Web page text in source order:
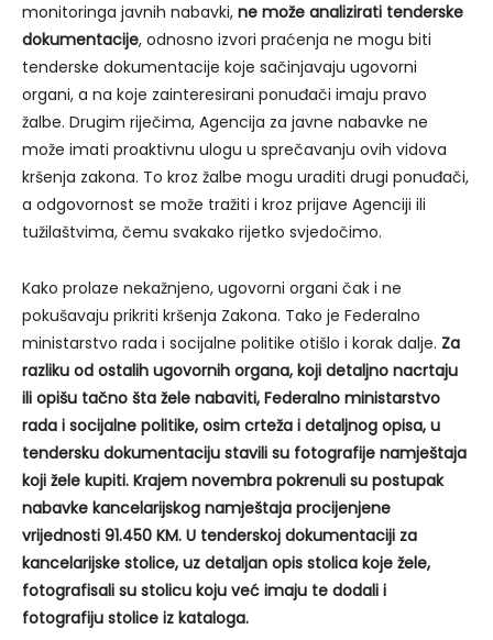
monitoringa javnih nabavki, ne može analizirati tenderske
dokumentacije, odnosno izvori praćenja ne mogu biti
tenderske dokumentacije koje sačinjavaju ugovorni
organi, a na koje zainteresirani ponuđači imaju pravo
žalbe. Drugim riječima, Agencija za javne nabavke ne
može imati proaktivnu ulogu u sprečavanju ovih vidova
kršenja zakona. To kroz žalbe mogu uraditi drugi ponuđači,
a odgovornost se može tražiti i kroz prijave Agenciji ili
tužilaštvima, čemu svakako rijetko svjedočimo.
Kako prolaze nekažnjeno, ugovorni organi čak i ne
pokušavaju prikriti kršenja Zakona. Tako je Federalno
ministarstvo rada i socijalne politike otišlo i korak dalje. Za
razliku od ostalih ugovornih organa, koji detaljno nacrtaju
ili opišu tačno šta žele nabaviti, Federalno ministarstvo
rada i socijalne politike, osim crteža i detaljnog opisa, u
tendersku dokumentaciju stavili su fotografije namještaja
koji žele kupiti. Krajem novembra pokrenuli su postupak
nabavke kancelarijskog namještaja procijenjene
vrijednosti 91.450 KM. U tenderskoj dokumentaciji za
kancelarijske stolice, uz detaljan opis stolica koje žele,
fotografisali su stolicu koju već imaju te dodali i
fotografiju stolice iz kataloga.